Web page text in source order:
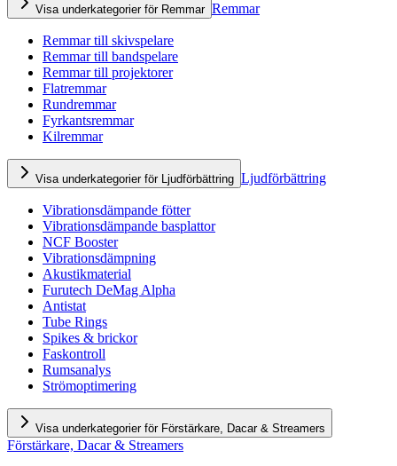
Visa underkategorier för Remmar Remmar
Remmar till skivspelare
Remmar till bandspelare
Remmar till projektorer
Flatremmar
Rundremmar
Fyrkantsremmar
Kilremmar
Visa underkategorier för Ljudförbättring Ljudförbättring
Vibrationsdämpande fötter
Vibrationsdämpande basplattor
NCF Booster
Vibrationsdämpning
Akustikmaterial
Furutech DeMag Alpha
Antistat
Tube Rings
Spikes & brickor
Faskontroll
Rumsanalys
Strömoptimering
Visa underkategorier för Förstärkare, Dacar & Streamers
Förstärkare, Dacar & Streamers